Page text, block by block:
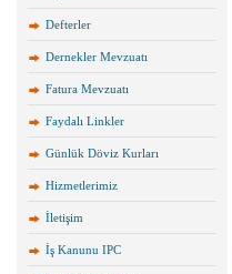
Defterler
Dernekler Mevzuatı
Fatura Mevzuatı
Faydalı Linkler
Günlük Döviz Kurları
Hizmetlerimiz
İletişim
İş Kanunu IPC